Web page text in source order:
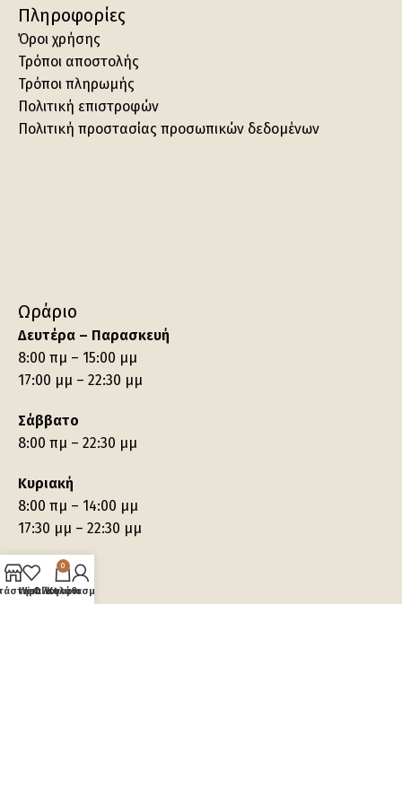
Πληροφορίες
Όροι χρήσης
Τρόποι αποστολής
Τρόποι πληρωμής
Πολιτική επιστροφών
Πολιτική προστασίας προσωπικών δεδομένων
Ωράριο
Δευτέρα – Παρασκευή
8:00 πμ – 15:00 μμ
17:00 μμ – 22:30 μμ
Σάββατο
8:00 πμ – 22:30 μμ
Κυριακή
8:00 πμ – 14:00 μμ
17:30 μμ – 22:30 μμ
Wishlist
0
Καλάθι
Ο λογαριασμός μου